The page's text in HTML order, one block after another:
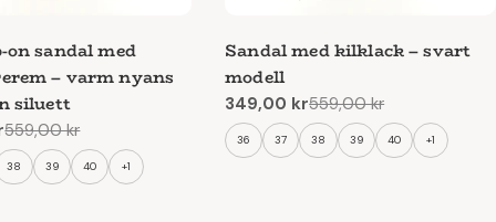
det.
är att du får dina saker snabbt och tryggt.
sandal med
– varm nyans
siluett
559,00 kr
38 39 40 +1
Sandal med kilklack – svart
modell
Reapris
349,00 kr
Ordinarie
pris
559,00 kr
36 37 38 39 40 +1